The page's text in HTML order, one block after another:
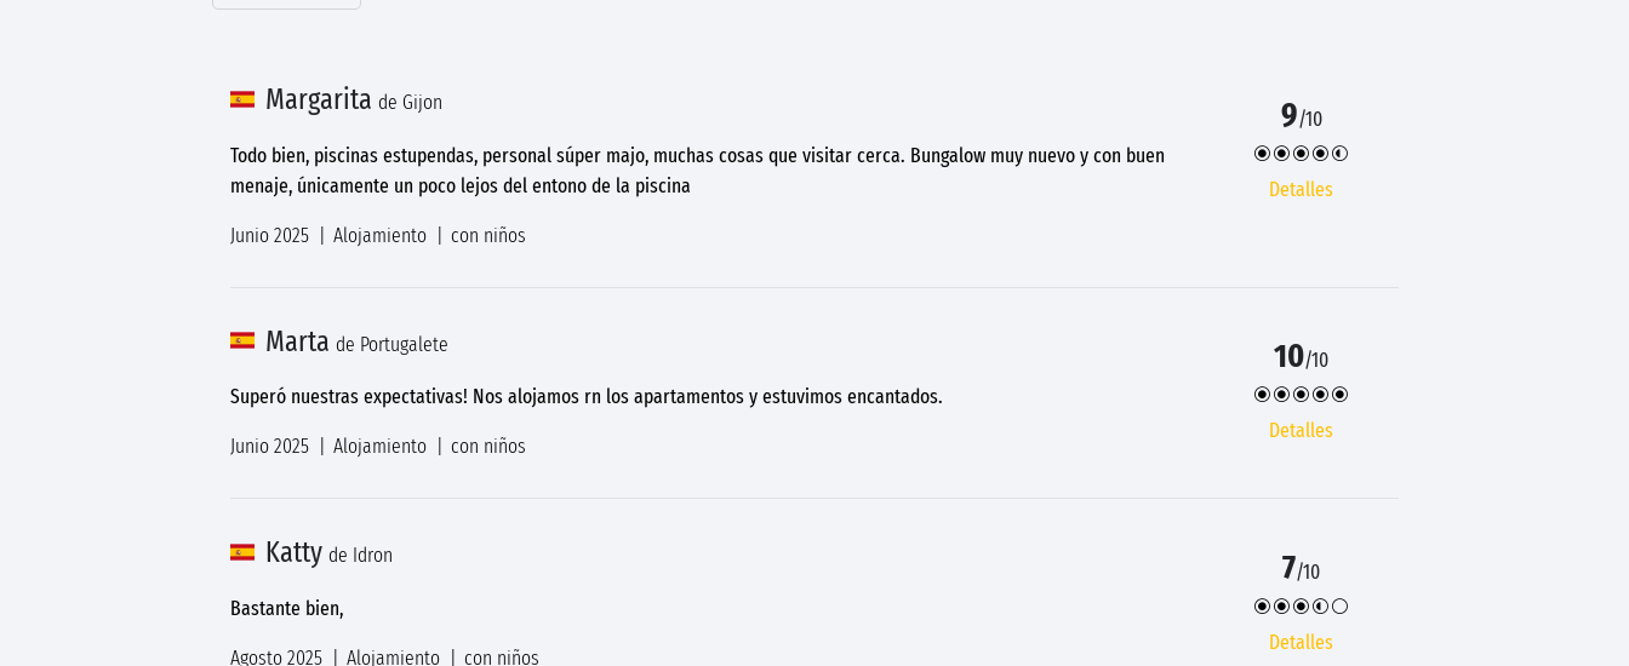
Margarita de Gijon
Todo bien, piscinas estupendas, personal súper majo, muchas cosas que visitar cerca. Bungalow muy nuevo y con buen
menaje, únicamente un poco lejos del entono de la piscina
Junio 2025
Alojamiento con niños
9/10
Detalles
Marta de Portugalete
Superó nuestras expectativas! Nos alojamos rn los apartamentos y estuvimos encantados.
Junio 2025
Alojamiento con niños
10/10
Detalles
Katty de Idron
Bastante bien,
Agosto 2025
Alojamiento con niños
7/10
Detalles